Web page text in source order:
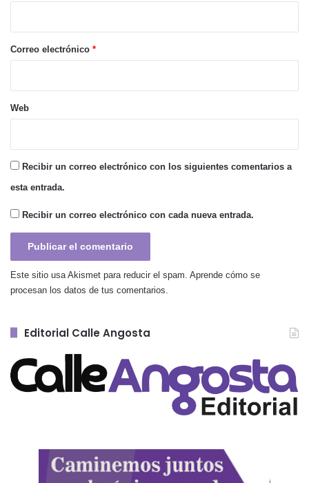
*
Correo electrónico *
Web
Recibir un correo electrónico con los siguientes comentarios a
esta entrada.
Recibir un correo electrónico con cada nueva entrada.
Este sitio usa Akismet para reducir el spam. Aprende cómo se
procesan los datos de tus comentarios.
Editorial Calle Angosta